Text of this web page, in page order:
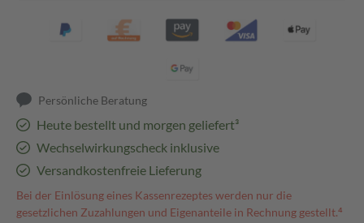
Persönliche Beratung
Heute bestellt und morgen geliefert³
Wechselwirkungscheck inklusive
Versandkostenfreie Lieferung
Bei der Einlösung eines Kassenrezeptes werden nur die
gesetzlichen Zuzahlungen und Eigenanteile in Rechnung gestellt.⁴